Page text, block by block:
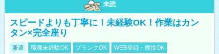
未読
スピードよりも丁寧に！未経験OK！作業はカン
タン×完全座り
派遣 職種未経験OK ブランクOK WEB登録・面接OK